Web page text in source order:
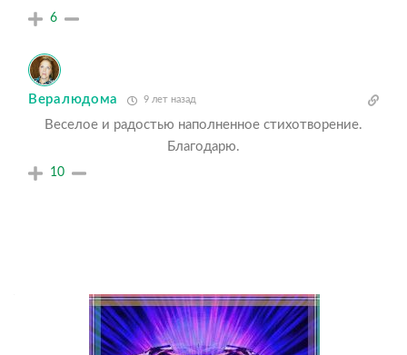
6
Вералюдома 9 лет назад
Веселое и радостью наполненное стихотворение.
Благодарю.
10